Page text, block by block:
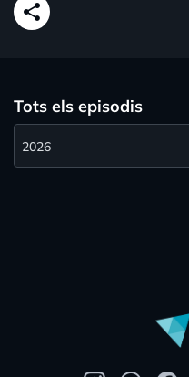
share
Tots els episodis